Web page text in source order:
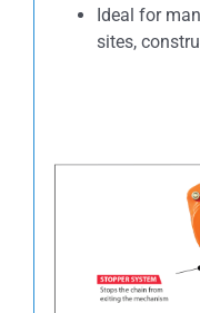
Ideal for
sites,